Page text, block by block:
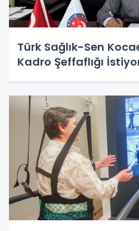
Türk Sağlık-Sen
Kadro Şeffaflığı